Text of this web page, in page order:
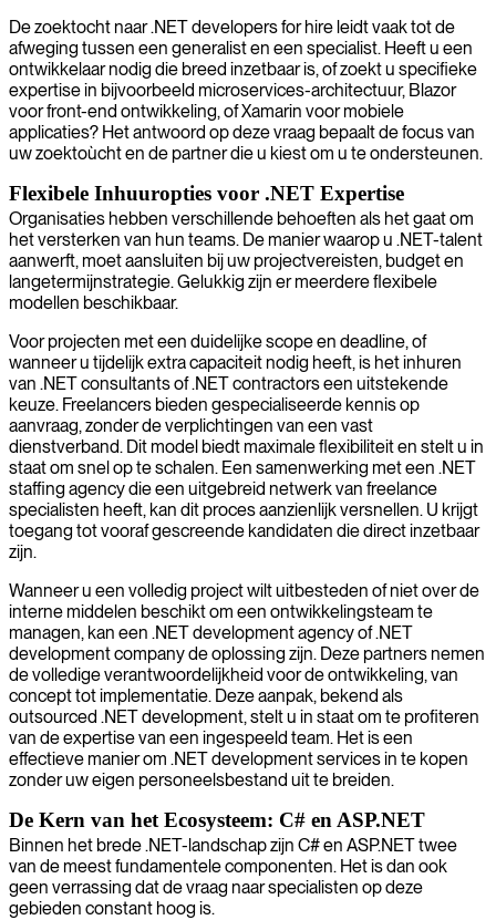
De zoektocht naar .NET developers for hire leidt vaak tot de
afweging tussen een generalist en een specialist. Heeft u een
ontwikkelaar nodig die breed inzetbaar is, of zoekt u specifieke
expertise in bijvoorbeeld microservices-architectuur, Blazor
voor front-end ontwikkeling, of Xamarin voor mobiele
applicaties? Het antwoord op deze vraag bepaalt de focus van
uw zoektoùcht en de partner die u kiest om u te ondersteunen.
Flexibele Inhuuropties voor .NET Expertise
Organisaties hebben verschillende behoeften als het gaat om
het versterken van hun teams. De manier waarop u .NET-talent
aanwerft, moet aansluiten bij uw projectvereisten, budget en
langetermijnstrategie. Gelukkig zijn er meerdere flexibele
modellen beschikbaar.
Voor projecten met een duidelijke scope en deadline, of
wanneer u tijdelijk extra capaciteit nodig heeft, is het inhuren
van .NET consultants of .NET contractors een uitstekende
keuze. Freelancers bieden gespecialiseerde kennis op
aanvraag, zonder de verplichtingen van een vast
dienstverband. Dit model biedt maximale flexibiliteit en stelt u in
staat om snel op te schalen. Een samenwerking met een .NET
staffing agency die een uitgebreid netwerk van freelance
specialisten heeft, kan dit proces aanzienlijk versnellen. U krijgt
toegang tot vooraf gescreende kandidaten die direct inzetbaar
zijn.
Wanneer u een volledig project wilt uitbesteden of niet over de
interne middelen beschikt om een ontwikkelingsteam te
managen, kan een .NET development agency of .NET
development company de oplossing zijn. Deze partners nemen
de volledige verantwoordelijkheid voor de ontwikkeling, van
concept tot implementatie. Deze aanpak, bekend als
outsourced .NET development, stelt u in staat om te profiteren
van de expertise van een ingespeeld team. Het is een
effectieve manier om .NET development services in te kopen
zonder uw eigen personeelsbestand uit te breiden.
De Kern van het Ecosysteem: C# en ASP.NET
Binnen het brede .NET-landschap zijn C# en ASP.NET twee
van de meest fundamentele componenten. Het is dan ook
geen verrassing dat de vraag naar specialisten op deze
gebieden constant hoog is.